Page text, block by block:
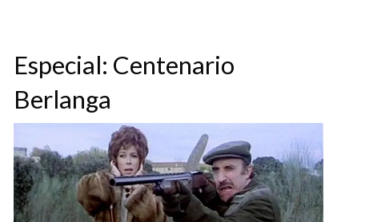
Especial: Centenario
Berlanga